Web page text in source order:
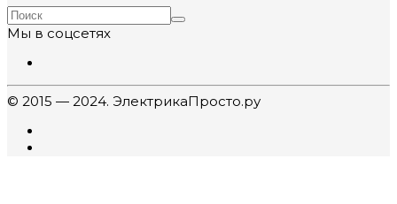
Мы в соцсетях
© 2015 — 2024. ЭлектрикаПросто.ру